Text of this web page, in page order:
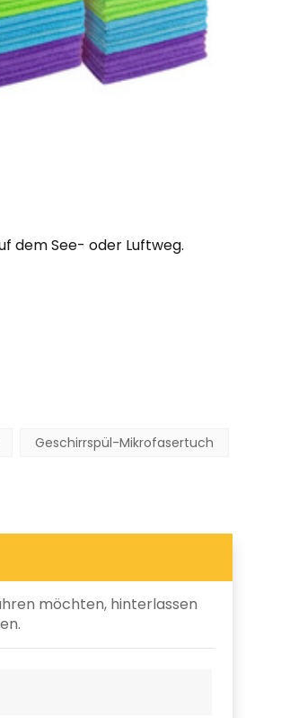
dem See- oder Luftweg.
Geschirrspül-Mikrofasertuch
möchten, hinterlassen